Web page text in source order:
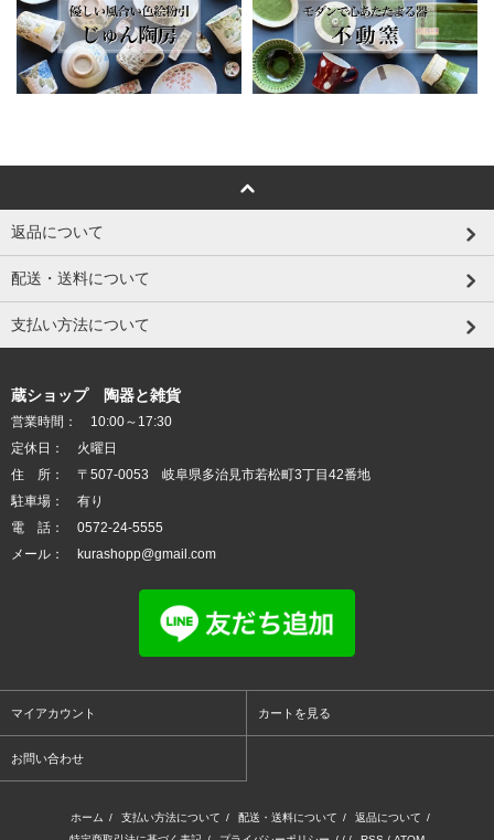
返品について
配送・送料について
支払い方法について
蔵ショップ 陶器と雑貨
営業時間： 10:00～17:30
定休日： 火曜日
住 所： 〒507-0053 岐阜県多治見市若松町3丁目42番地
駐車場： 有り
電 話： 0572-24-5555
メール： kurashopp@gmail.com
マイアカウント カートを見る
お問い合わせ
ホーム / 支払い方法について / 配送・送料について / 返品について /